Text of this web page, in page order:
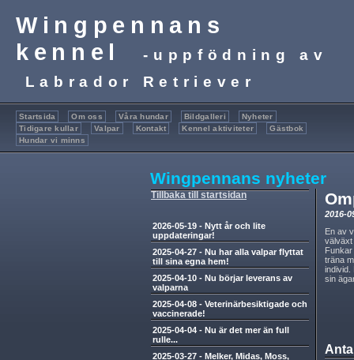
Wingpennans
kennel-uppfödning av
Labrador Retriever
Startsida Om oss Våra hundar Bildgalleri
Nyheter
Tidigare kullar
Valpar Kontakt Kennel aktiviteter
Gästbok
Hundar vi minns
Wingpennans nyheter
Tillbaka till startsidan
2026-05-19 - Nytt år och lite
uppdateringar!
2025-04-27 - Nu har alla valpar flyttat
till sina egna hem!
2025-04-10 - Nu börjar leverans av
valparna
2025-04-08 - Veterinärbesiktigade och
vaccinerade!
2025-04-04 - Nu är det mer än full
rulle...
2025-03-27 - Melker, Midas, Moss,
2016-
En av
välväxt
Funkar
träna
individ.
sin